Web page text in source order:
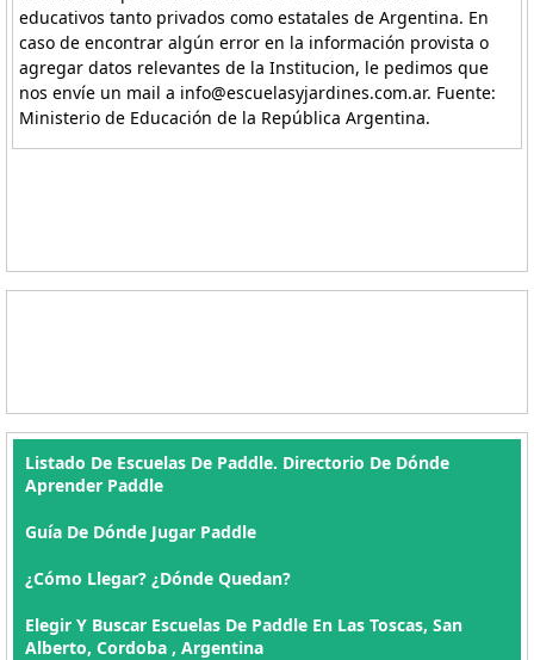
educativos tanto privados como estatales de Argentina. En
caso de encontrar algún error en la información provista o
agregar datos relevantes de la Institucion, le pedimos que
nos envíe un mail a info@escuelasyjardines.com.ar. Fuente:
Ministerio de Educación de la República Argentina.
Listado De Escuelas De Paddle. Directorio De Dónde
Aprender Paddle
Guía De Dónde Jugar Paddle
¿Cómo Llegar? ¿Dónde Quedan?
Elegir Y Buscar Escuelas De Paddle En Las Toscas, San
Alberto, Cordoba , Argentina